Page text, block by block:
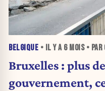
BELGIQUE • IL Y A 6 MOIS• PAR
Bruxelles : plus
gouvernement,